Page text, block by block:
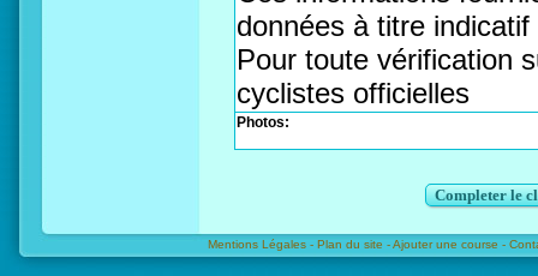
données à titre
Pour toute vérification
cyclistes officielles
Photos:
Completer le
Mentions Légales - Plan du site -Ajouter une course -